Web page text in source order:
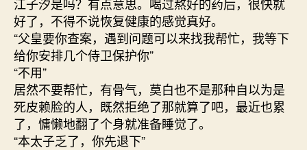
好了，不得不说恢复健康的感觉真好。
“父皇要你查案，遇到问题可以来找我帮忙，我等下
给你安排几个侍卫保护你”
“不用”
居然不要帮忙，有骨气，莫白也不是那种自以为是
死皮赖脸的人，既然拒绝了那就算了吧，最近也累
了，慵懒地翻了个身就准备睡觉了。
“本太子乏了，你先退下”